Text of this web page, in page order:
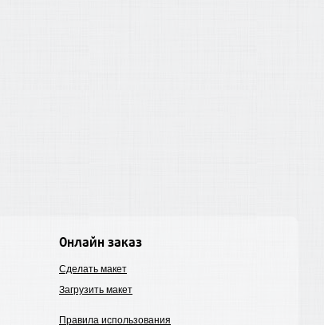
Онлайн заказ
Сделать макет
Загрузить макет
Правила использования